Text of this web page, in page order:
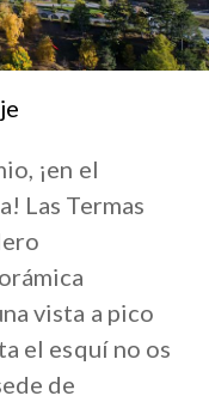
¡en el
Las Termas
vista a pico
el esquí no os
de